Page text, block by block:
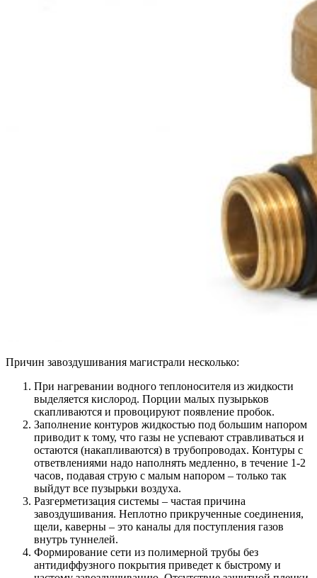
Причин завоздушивания магистрали несколько:
При нагревании водного теплоносителя из жидкости
выделяется кислород. Порции малых пузырьков
скапливаются и провоцируют появление пробок.
Заполнение контуров жидкостью под большим напором
приводит к тому, что газы не успевают стравливаться и
остаются (накапливаются) в трубопроводах. Контуры с
ответвлениями надо наполнять медленно, в течение 1-2
часов, подавая струю с малым напором – только так
выйдут все пузырьки воздуха.
Разгерметизация системы – частая причина
завоздушивания. Неплотно прикрученные соединения,
щели, каверны – это каналы для поступления газов
внутрь туннелей.
Формирование сети из полимерной трубы без
антидиффузного покрытия приведет к быстрому и